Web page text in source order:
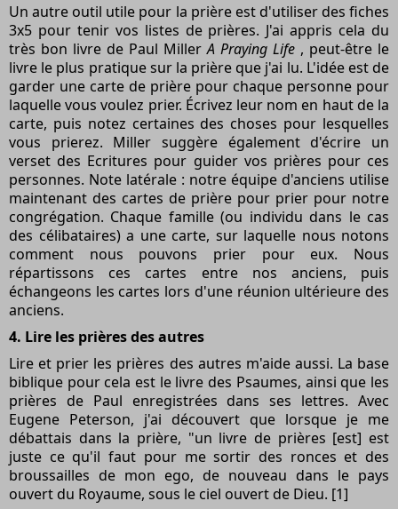
Un autre outil utile pour la prière est d'utiliser des fiches
3x5 pour tenir vos listes de prières. J'ai appris cela du
très bon livre de Paul MillerA Praying Life , peut-être le
livre le plus pratique sur la prière que j'ai lu. L'idée est de
garder une carte de prière pour chaque personne pour
laquelle vous voulez prier. Écrivez leur nom en haut de la
carte, puis notez certaines des choses pour lesquelles
vous prierez. Miller suggère également d'écrire un
verset des Ecritures pour guider vos prières pour ces
personnes. Note latérale : notre équipe d'anciens utilise
maintenant des cartes de prière pour prier pour notre
congrégation. Chaque famille (ou individu dans le cas
des célibataires) a une carte, sur laquelle nous notons
comment nous pouvons prier pour eux. Nous
répartissons ces cartes entre nos anciens, puis
échangeons les cartes lors d'une réunion ultérieure des
anciens.
4. Lire les prières des autres
Lire et prier les prières des autres m'aide aussi. La base
biblique pour cela est le livre des Psaumes, ainsi que les
prières de Paul enregistrées dans ses lettres. Avec
Eugene Peterson, j'ai découvert que lorsque je me
débattais dans la prière, "un livre de prières [est] est
juste ce qu'il faut pour me sortir des ronces et des
broussailles de mon ego, de nouveau dans le pays
ouvert du Royaume, sous le ciel ouvert de Dieu. [1]